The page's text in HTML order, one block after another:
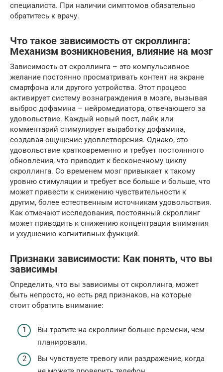
специалиста. При наличии симптомов обязательно
обратитесь к врачу.
Что такое зависимость от скроллинга:
Механизм возникновения, влияние на мозг
Зависимость от скроллинга – это компульсивное
желание постоянно просматривать контент на экране
смартфона или другого устройства. Этот процесс
активирует систему вознаграждения в мозге, вызывая
выброс дофамина – нейромедиатора, отвечающего за
удовольствие. Каждый новый пост, лайк или
комментарий стимулирует выработку дофамина,
создавая ощущение удовлетворения. Однако, это
удовольствие кратковременно и требует постоянного
обновления, что приводит к бесконечному циклу
скроллинга. Со временем мозг привыкает к такому
уровню стимуляции и требует все больше и больше, что
может привести к снижению чувствительности к
другим, более естественным источникам удовольствия.
Как отмечают исследования, постоянный скроллинг
может приводить к снижению концентрации внимания
и ухудшению когнитивных функций.
Признаки зависимости: Как понять, что вы
зависимы
Определить, что вы зависимы от скроллинга, может
быть непросто, но есть ряд признаков, на которые
стоит обратить внимание:
Вы тратите на скроллинг больше времени, чем
планировали.
Вы чувствуете тревогу или раздражение, когда